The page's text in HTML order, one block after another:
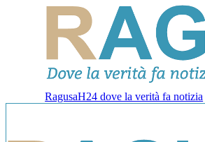
RagusaH24 dove la verità fa notizia